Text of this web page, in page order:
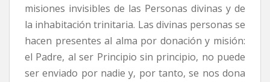
misiones invisibles de las Personas divinas y de
la inhabitación trinitaria. Las divinas personas se
hacen presentes al alma por donación y misión:
el Padre, al ser Principio sin principio, no puede
ser enviado por nadie y, por tanto, se nos dona